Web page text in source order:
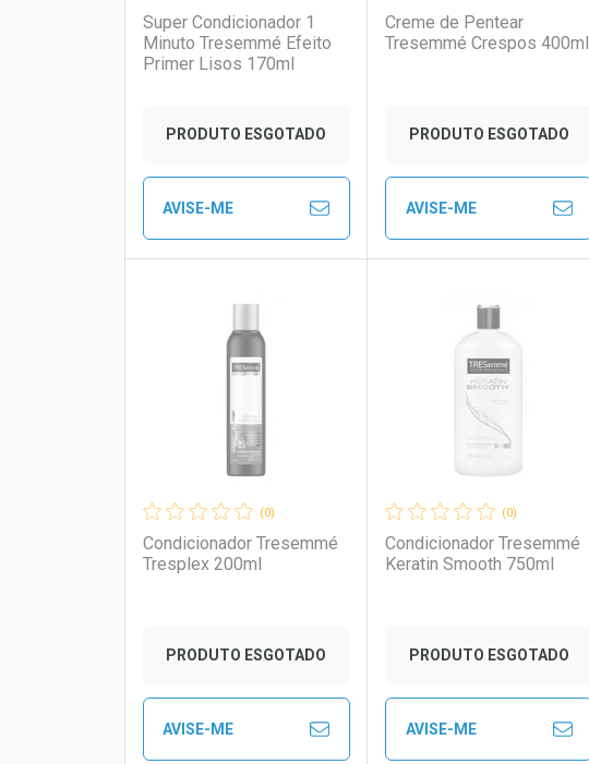
Ver Desconto Convênio Ver Desconto Convênio
Super Condicionador 1
Minuto Tresemmé Efeito
Primer Lisos 170ml
PRODUTO ESGOTADO
AVISE-ME
Laboratório
Ver Desconto Convênio
Por Menos
Creme de Pentear
Tresemmé Crespos 400ml
PRODUTO ESGOTADO
AVISE-ME
Laboratório
Ver Desconto Convênio
Por Menos
(0)
Condicionador Tresemmé
Tresplex 200ml
PRODUTO ESGOTADO
AVISE-ME
(0)
Condicionador Tresemmé
Keratin Smooth 750ml
PRODUTO ESGOTADO
AVISE-ME